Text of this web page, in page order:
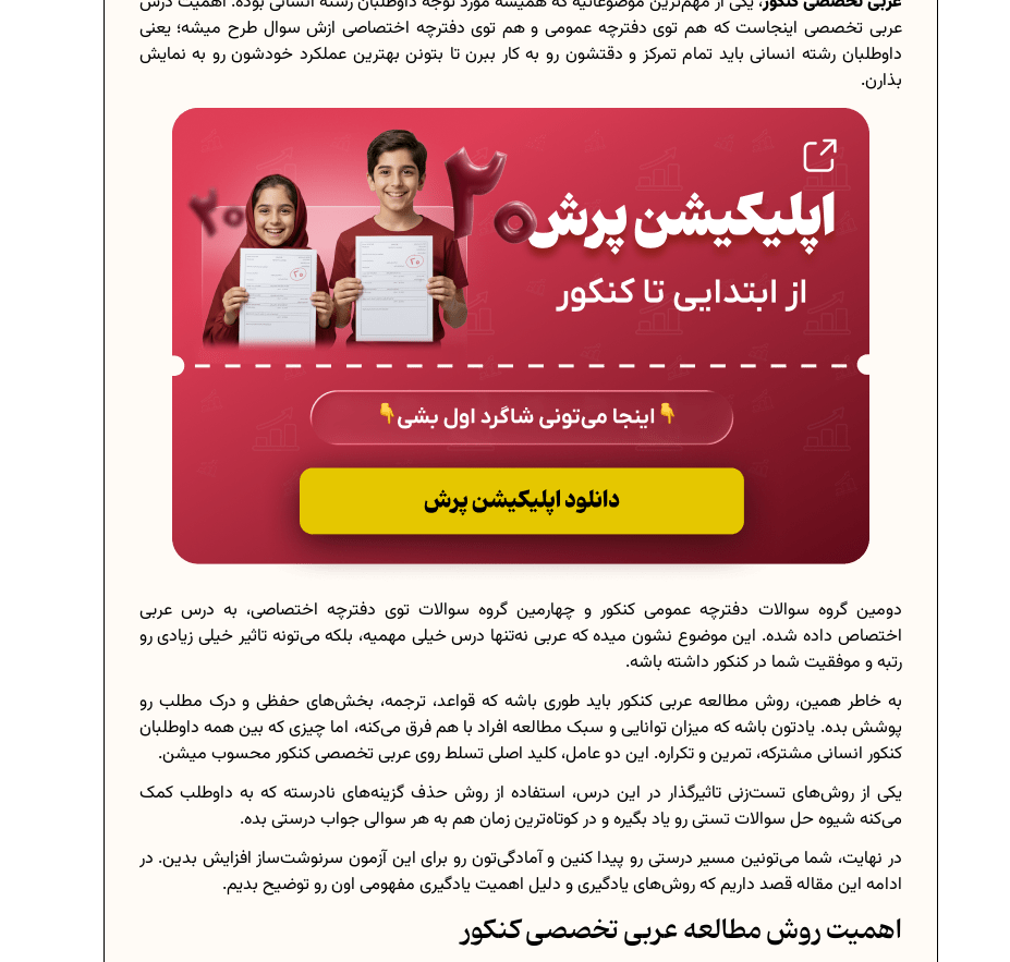
برنامه‌ ریزی درسی هشتم
دانلود رایگان نمونه سوالات امتحانی...
دانلود رایگان کتاب‌های دوازدهم...
حذفیات کنکور انسانی 1404
برنامه‌ ریزی درسی هشتم
دانلود رایگان نمونه سوالات امتحانی...
دانلود رایگان کتاب‌های دوازدهم...
اعداد صحیح، طبیعی و گویا چه اعدادی...
عربی تخصصی اینجاست که هم توی دفترچه عمومی و هم توی دفترچه اختصاصی ازش سوال طرح میشه؛ یعنی
داوطلبان رشته انسانی باید تمام تمرکز و دقتشون رو به کار ببرن تا بتونن بهترین عملکرد خودشون رو به نمایش
بذارن.
دومین گروه سوالات دفترچه عمومی کنکور و چهارمین گروه سوالات توی دفترچه اختصاصی، به درس عربی
اختصاص داده شده. این موضوع نشون میده که عربی نه‌تنها درس خیلی مهمیه، بلکه می‌تونه تاثیر خیلی زیادی رو
رتبه و موفقیت شما در کنکور داشته باشه.
به خاطر همین، روش مطالعه عربی کنکور باید طوری باشه که قواعد، ترجمه، بخش‌های حفظی و درک مطلب رو
پوشش بده. یادتون باشه که میزان توانایی و سبک مطالعه افراد با هم فرق می‌کنه، اما چیزی که بین همه داوطلبان
کنکور انسانی مشترکه، تمرین و تکراره. این دو عامل، کلید اصلی تسلط روی عربی تخصصی کنکور محسوب میشن.
یکی از روش‌های تست‌زنی تاثیرگذار در این درس، استفاده از روش حذف گزینه‌های نادرسته که به داوطلب کمک
می‌کنه شیوه حل سوالات تستی رو یاد بگیره و در کوتاه‌ترین زمان هم به هر سوالی جواب درستی بده.
در نهایت، شما می‌تونین مسیر درستی رو پیدا کنین و آمادگی‌تون رو برای این آزمون سرنوشت‌ساز افزایش بدین. در
ادامه این مقاله قصد داریم که روش‌های یادگیری و دلیل اهمیت یادگیری مفهومی اون رو توضیح بدیم.
اهمیت روش مطالعه عربی تخصصی کنکور